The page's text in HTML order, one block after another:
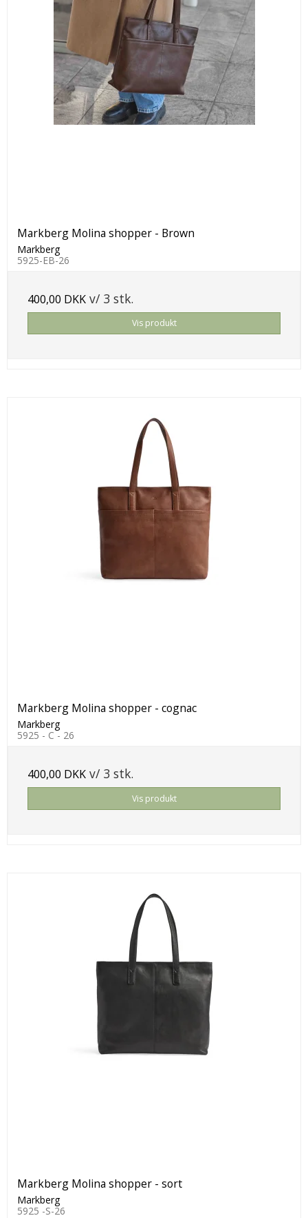
Markberg Molina shopper - Brown
Markberg
5925-EB-26
400,00 DKK v/ 3 stk.
Vis produkt
Markberg Molina shopper - cognac
Markberg
5925 - C - 26
400,00 DKK v/ 3 stk.
Vis produkt
Markberg Molina shopper - sort
Markberg
5925 -S-26